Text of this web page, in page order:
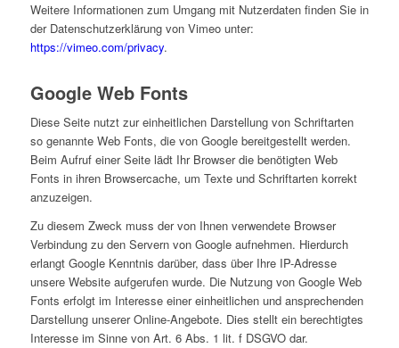
Weitere Informationen zum Umgang mit Nutzerdaten finden Sie in
der Datenschutzerklärung von Vimeo unter:
https://vimeo.com/privacy.
Google Web Fonts
Diese Seite nutzt zur einheitlichen Darstellung von Schriftarten
so genannte Web Fonts, die von Google bereitgestellt werden.
Beim Aufruf einer Seite lädt Ihr Browser die benötigten Web
Fonts in ihren Browsercache, um Texte und Schriftarten korrekt
anzuzeigen.
Zu diesem Zweck muss der von Ihnen verwendete Browser
Verbindung zu den Servern von Google aufnehmen. Hierdurch
erlangt Google Kenntnis darüber, dass über Ihre IP-Adresse
unsere Website aufgerufen wurde. Die Nutzung von Google Web
Fonts erfolgt im Interesse einer einheitlichen und ansprechenden
Darstellung unserer Online-Angebote. Dies stellt ein berechtigtes
Interesse im Sinne von Art. 6 Abs. 1 lit. f DSGVO dar.